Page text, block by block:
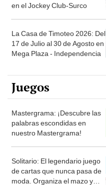
en el Jockey Club-Surco
La Casa de Timoteo 2026: Del
17 de Julio al 30 de Agosto en
Mega Plaza - Independencia
Juegos
Mastergrama: ¡Descubre las
palabras escondidas en
nuestro Mastergrama!
Solitario: El legendario juego
de cartas que nunca pasa de
moda. Organiza el mazo y